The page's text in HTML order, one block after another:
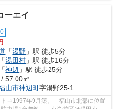
ーエイ
「湯野 」駅 徒歩5分
「湯田村 」駅 徒歩16分
「神辺 」駅 徒歩25分
57.00㎡
山市神辺町字湯野25-1
ト⇒1997年9月築。 福山市北部に位置